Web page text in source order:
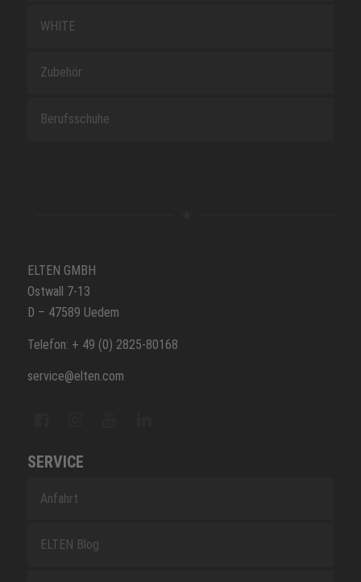
WHITE
Zubehör
Berufsschuhe
ELTEN GMBH
Ostwall 7-13
D – 47589 Uedem
Telefon: + 49 (0) 2825-80168
service@elten.com
SERVICE
Anfahrt
ELTEN Blog